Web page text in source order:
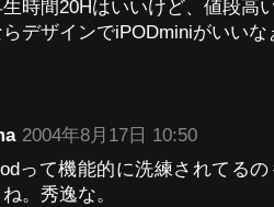
時間20Hはいいけど、値段高
らデザインでiPODminiがいいな
2004年8月17日 10:50
って機能的に洗練されてる
。秀逸な。